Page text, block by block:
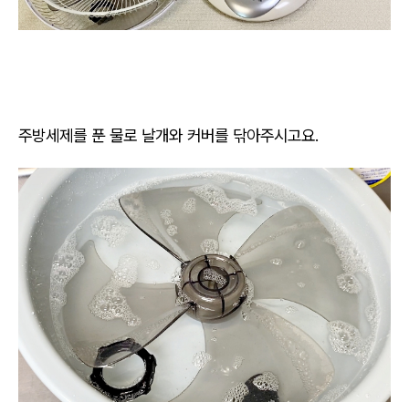
주방세제를 푼 물로 날개와 커버를 닦아주시고요.